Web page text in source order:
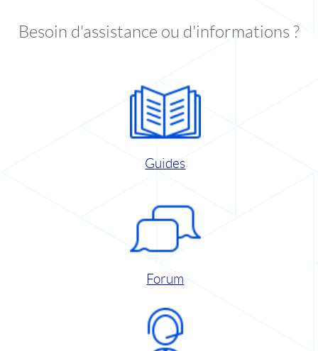
Besoin d'assistance ou d'informations ?
Guides
Forum